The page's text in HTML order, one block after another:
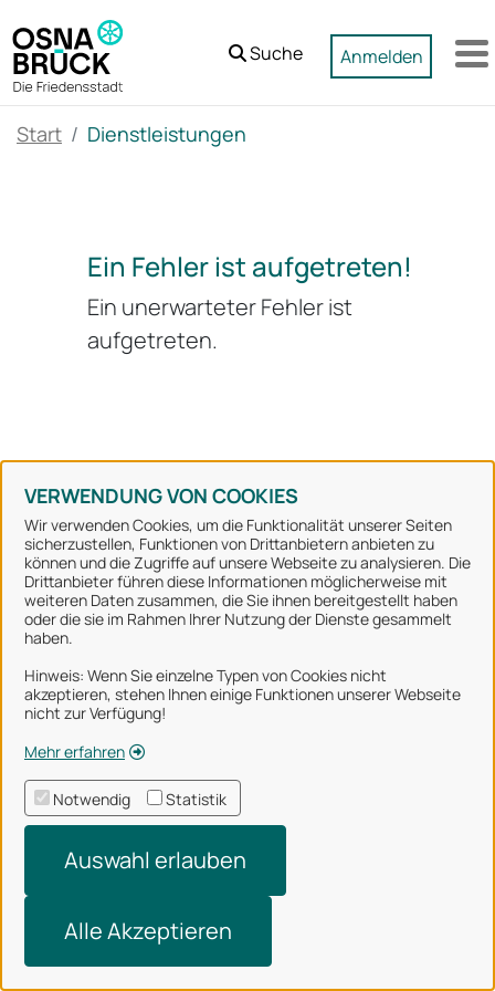
Zum Hauptinhalt springen
VERWENDUNG VON COOKIES
Wir verwenden Cookies, um die Funktionalität unserer Seiten
sicherzustellen, Funktionen von Drittanbietern anbieten zu
können und die Zugriffe auf unsere Webseite zu analysieren. Die
Drittanbieter führen diese Informationen möglicherweise mit
weiteren Daten zusammen, die Sie ihnen bereitgestellt haben
oder die sie im Rahmen Ihrer Nutzung der Dienste gesammelt
haben.
Hinweis: Wenn Sie einzelne Typen von Cookies nicht
akzeptieren, stehen Ihnen einige Funktionen unserer Webseite
nicht zur Verfügung!
Mehr erfahren
Notwendig Statistik
Auswahl erlauben
Alle Akzeptieren
Suche Anmelden
Start Dienstleistungen
Ein Fehler ist aufgetreten!
Ein unerwarteter Fehler ist
aufgetreten.
Stadt Osnabrück
Alle Rechte vorbehalten
Über uns
Impressum
Datenschutzerklärung
Technischer Support